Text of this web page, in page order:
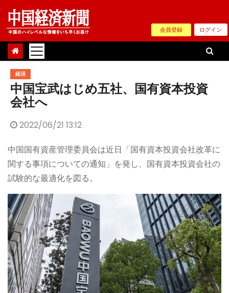
Skip
content
会員登録 ログイン
経済
中国宝武はじめ五社、国有資本投資
会社へ
2022/06/21 13:12
中国国有資産管理委員会は近日「国有資本投資会社改革に
関する事項についての通知」を発し、国有資本投資会社の
試験的な最適化を図る。